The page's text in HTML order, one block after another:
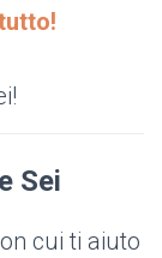
Sei
cui ti aiuto